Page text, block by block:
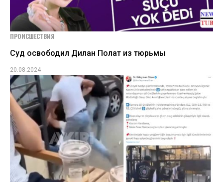
ПРОИСШЕСТВИЯ
Суд освободил Дилан Полат из тюрьмы
20.08.2024